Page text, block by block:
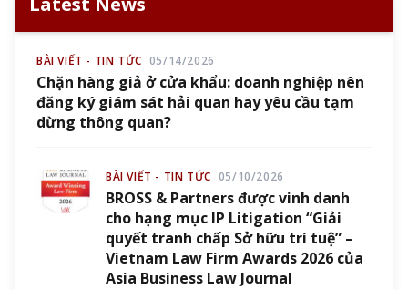
BÀI VIẾT - TIN TỨC 05/14/2026
Chặn hàng giả ở cửa khẩu: doanh nghiệp nên
đăng ký giám sát hải quan hay yêu cầu tạm
dừng thông quan?
BÀI VIẾT - TIN TỨC 05/10/2026
BROSS & Partners được vinh danh
cho hạng mục IP Litigation “Giải
quyết tranh chấp Sở hữu trí tuệ” –
Vietnam Law Firm Awards 2026 của
Asia Business Law Journal